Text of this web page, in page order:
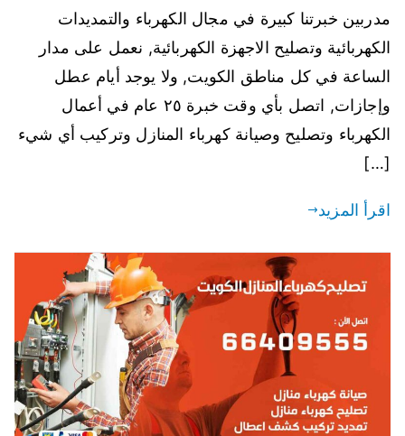
مدربين خبرتنا كبيرة في مجال الكهرباء والتمديدات
الكهربائية وتصليح الاجهزة الكهربائية, نعمل على مدار
الساعة في كل مناطق الكويت, ولا يوجد أيام عطل
وإجازات, اتصل بأي وقت خبرة ٢٥ عام في أعمال
الكهرباء وتصليح وصيانة كهرباء المنازل وتركيب أي شيء
[…]
اقرأ المزيد